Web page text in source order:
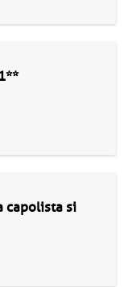
capolista si